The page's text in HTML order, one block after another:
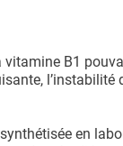
vitamine B1
l’instabilité
en